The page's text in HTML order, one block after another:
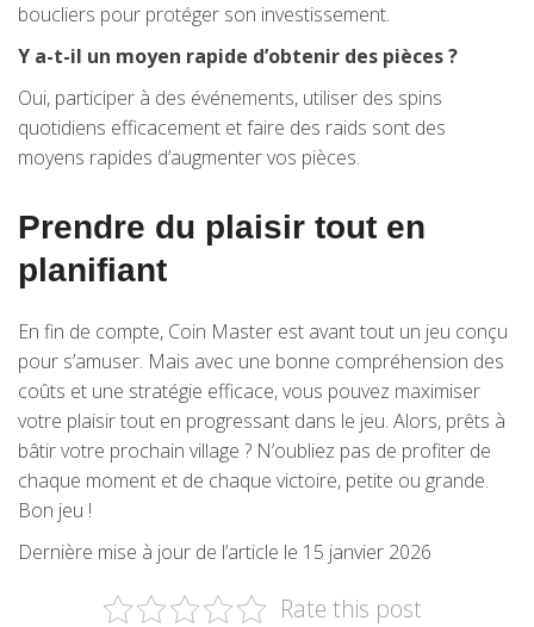
boucliers pour protéger son investissement.
Y a-t-il un moyen rapide d’obtenir des pièces ?
Oui, participer à des événements, utiliser des spins
quotidiens efficacement et faire des raids sont des
moyens rapides d’augmenter vos pièces.
Prendre du plaisir tout en
planifiant
En fin de compte, Coin Master est avant tout un jeu conçu
pour s’amuser. Mais avec une bonne compréhension des
coûts et une stratégie efficace, vous pouvez maximiser
votre plaisir tout en progressant dans le jeu. Alors, prêts à
bâtir votre prochain village ? N’oubliez pas de profiter de
chaque moment et de chaque victoire, petite ou grande.
Bon jeu !
Dernière mise à jour de l’article le 15 janvier 2026
Rate this post